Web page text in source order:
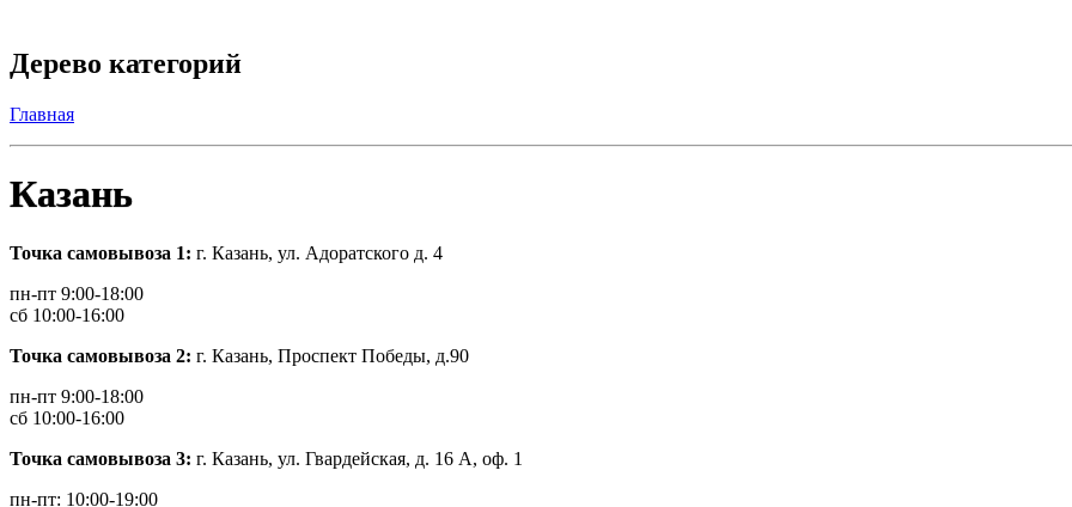
Дерево категорий
Главная
Казань
Точка самовывоза 1: г. Казань, ул. Адоратского д. 4
пн-пт 9:00-18:00
сб 10:00-16:00
Точка самовывоза 2: г. Казань, Проспект Победы, д.90
пн-пт 9:00-18:00
сб 10:00-16:00
Точка самовывоза 3: г. Казань, ул. Гвардейская, д. 16 А, оф. 1
пн-пт: 10:00-19:00